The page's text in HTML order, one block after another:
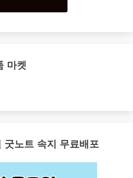
마켓
굿노트 속지 무료배포